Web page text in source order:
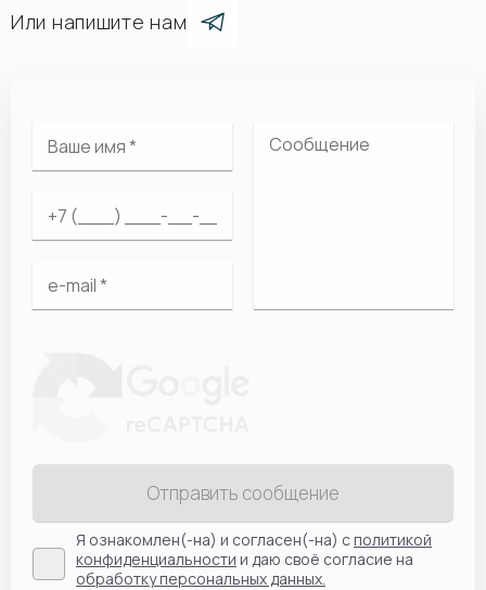
Или напишите нам
Отправить сообщение
Я ознакомлен(-на) и согласен(-на) сполитикой
конфиденциальности и даю своё согласие на
обработку персональных данных.